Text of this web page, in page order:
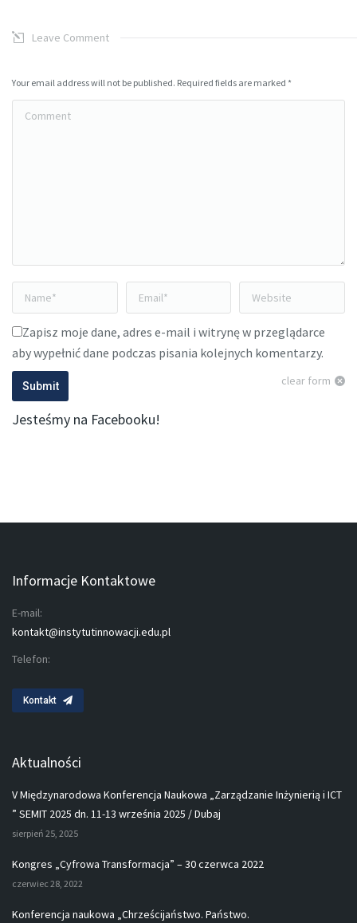
Leave Comment
Your email address will not be published. Required fields are marked *
Comment
Name * Email * Website
Zapisz moje dane, adres e-mail i witrynę w przeglądarce
aby wypełnić dane podczas pisania kolejnych komentarzy.
clear form
Submit
Jesteśmy na Facebooku!
Informacje Kontaktowe
E-mail:
kontakt@instytutinnowacji.edu.pl
Telefon:
Kontakt
Aktualności
V Międzynarodowa Konferencja Naukowa „Zarządzanie Inżynierią i ICT
” SEMIT 2025 dn. 11-13 września 2025 / Dubaj
sierpień 25, 2025
Kongres „Cyfrowa Transformacja” – 30 czerwca 2022
czerwiec 28, 2022
Konferencja naukowa „Chrześcijaństwo. Państwo.